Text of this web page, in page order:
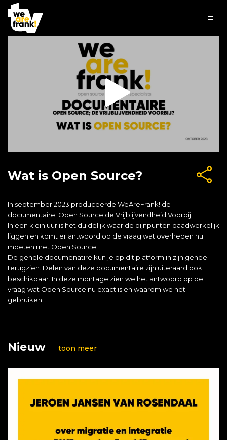
Wat is Open Source?
In september 2023 produceerde WeAreFrank! de
documentaire; Open Source de Vrijblijvendheid Voorbij!
In een klein uur is het duidelijk waar de pijnpunten daadwerkelijk
liggen en komt er antwoord op de vraag wat overheden nu
moeten met Open Source!
De gehele documenatire kun je op dit platform in zijn geheel
terugzien. Delen van deze documentaire zijn uiteraard ook
beschikbaar. In deze montage zien we het antwoord op de
vraag wat Open Source nu exact is en waarom we het
gebruiken!
Nieuw toon meer